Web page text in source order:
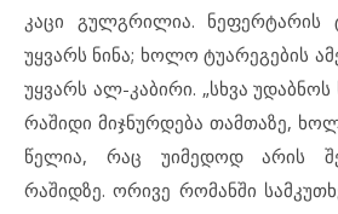
კაცი გულგრილია. ნეფერტარის
უყვარს ნინა; ხოლო ტუარეგების
უყვარს ალ-კაბირი. „სხვა
რაშიდი მიჯნურდება თამთაზე,
წელია, რაც უიმედოდ არის
რაშიდზე. ორივე რომანში